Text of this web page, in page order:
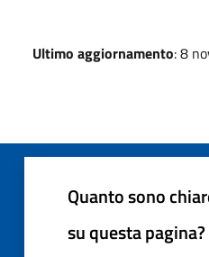
Ultimo aggiornamento: 8
Quanto sono
su questa pagina?